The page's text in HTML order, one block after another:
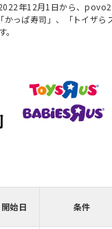
年12月1日から、
っぱ寿司」、「トイザら
開始日 条件